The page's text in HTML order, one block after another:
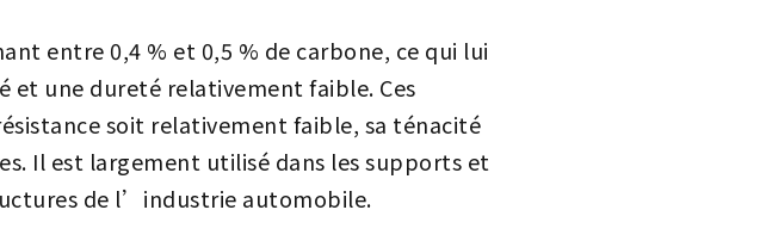
entre 0,4 % et 0,5 % de carbone, ce qui lui
une dureté relativement faible. Ces
soit relativement faible, sa ténacité
Il est largement utilisé dans les supports et
de l’industrie automobile.